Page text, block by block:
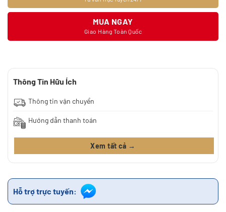
MUA NGAY
Giao Hàng Toàn Quốc
Thông Tin Hữu Ích
Thông tin vận chuyển
Hướng dẫn thanh toán
Xem tất cả →
Hỗ trợ trực tuyến: